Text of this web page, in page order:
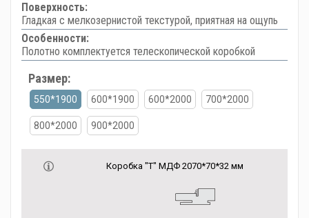
Поверхность:
Гладкая с мелкозернистой текстурой, приятная на ощупь
Особенности:
Полотно комплектуется телескопической коробкой
Размер:
550*1900 600*1900 600*2000 700*2000
800*2000 900*2000
Коробка "Т" МДФ 2070*70*32 мм